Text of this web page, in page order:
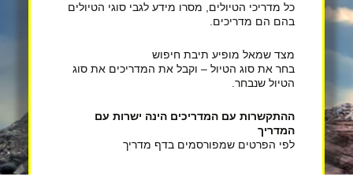
כל מדריכי הטיולים, מסרו מידע לגבי סוגי הטיולים
בהם הם מדריכים.
מצד שמאל מופיע תיבת חיפוש
בחר את סוג הטיול – וקבל את המדריכים את סוג
הטיול שנבחר.
ההתקשרות עם המדריכים הינה ישרות עם
המדריך
לפי הפרטים שמפורסמים בדף מדריך